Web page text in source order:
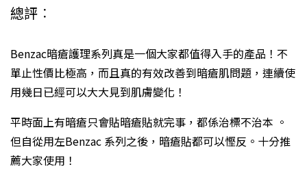
總評︰
Benzac暗瘡護理系列真是一個大家都值得入手的產品！不
單止性價比極高，而且真的有效改善到暗瘡肌問題，連續使
用幾日已經可以大大見到肌膚變化！
平時面上有暗瘡只會貼暗瘡貼就完事，都係治標不治本 。
但自從用左Benzac 系列之後，暗瘡貼都可以慳反。十分推
薦大家使用！